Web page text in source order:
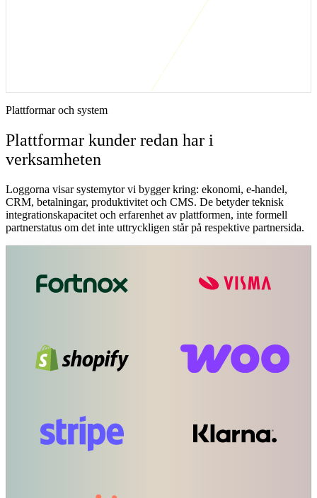
Shopify-Pipedrive är rätt när e-handelsköp behöver bli säljsignaler,
inte bara orderhistorik. Första versionen bör skapa aktiviteter eller
affärer bara när beteendet faktiskt kräver uppföljning, till exempel
större B2B-order, offertförfrågan eller återkommande köp.
Plattformar och system
Plattformar kunder redan har i
verksamheten
Loggorna visar systemytor vi bygger kring: ekonomi, e-handel,
CRM, betalningar, produktivitet och CMS. De betyder teknisk
integrationskapacitet och erfarenhet av plattformen, inte formell
partnerstatus om det inte uttryckligen står på respektive partnersida.